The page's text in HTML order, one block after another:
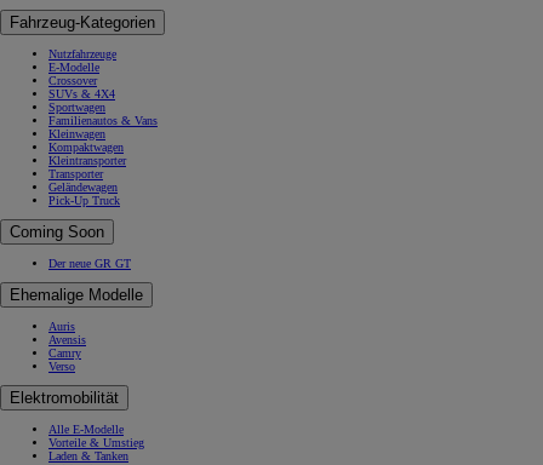
Fahrzeug-Kategorien
Nutzfahrzeuge
E-Modelle
Crossover
SUVs & 4X4
Sportwagen
Familienautos & Vans
Kleinwagen
Kompaktwagen
Kleintransporter
Transporter
Geländewagen
Pick-Up Truck
Coming Soon
Der neue GR GT
Ehemalige Modelle
Auris
Avensis
Camry
Verso
Elektromobilität
Alle E-Modelle
Vorteile & Umstieg
Laden & Tanken